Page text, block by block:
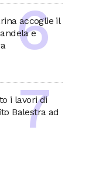
accoglie il
e
i lavori di
Balestra ad